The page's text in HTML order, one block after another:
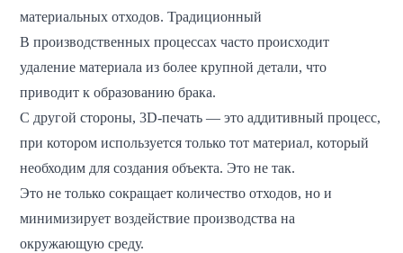
материальных отходов. Традиционный
В производственных процессах часто происходит
удаление материала из более крупной детали, что
приводит к образованию брака.
С другой стороны, 3D-печать — это аддитивный процесс,
при котором используется только тот материал, который
необходим для создания объекта. Это не так.
Это не только сокращает количество отходов, но и
минимизирует воздействие производства на
окружающую среду.